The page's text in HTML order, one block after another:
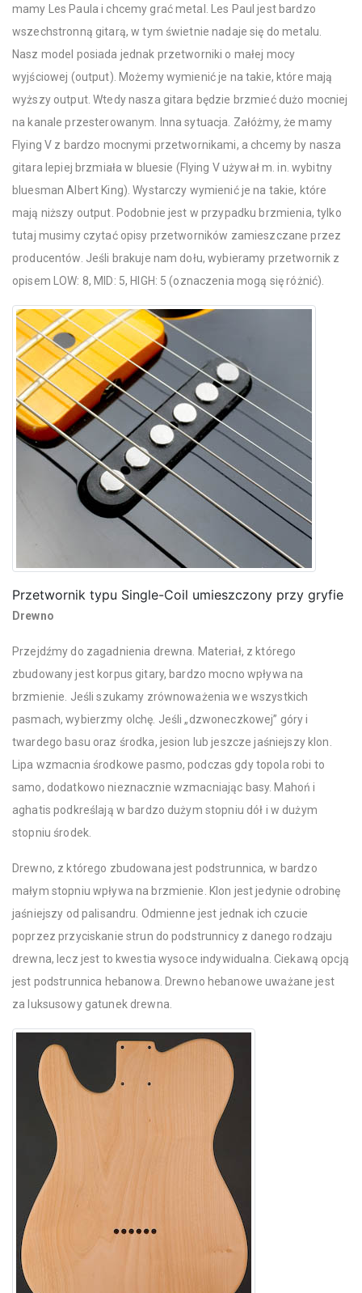
mamy Les Paula i chcemy grać metal. Les Paul jest bardzo
wszechstronną gitarą, w tym świetnie nadaje się do metalu.
Nasz model posiada jednak przetworniki o małej mocy
wyjściowej (output). Możemy wymienić je na takie, które mają
wyższy output. Wtedy nasza gitara będzie brzmieć dużo mocniej
na kanale przesterowanym. Inna sytuacja. Załóżmy, że mamy
Flying V z bardzo mocnymi przetwornikami, a chcemy by nasza
gitara lepiej brzmiała w bluesie (Flying V używał m. in. wybitny
bluesman Albert King). Wystarczy wymienić je na takie, które
mają niższy output. Podobnie jest w przypadku brzmienia, tylko
tutaj musimy czytać opisy przetworników zamieszczane przez
producentów. Jeśli brakuje nam dołu, wybieramy przetwornik z
opisem LOW: 8, MID: 5, HIGH: 5 (oznaczenia mogą się różnić).
Przetwornik typu Single-Coil umieszczony przy gryfie
Drewno
Przejdźmy do zagadnienia drewna. Materiał, z którego
zbudowany jest korpus gitary, bardzo mocno wpływa na
brzmienie. Jeśli szukamy zrównoważenia we wszystkich
pasmach, wybierzmy olchę. Jeśli „dzwoneczkowej” góry i
twardego basu oraz środka, jesion lub jeszcze jaśniejszy klon.
Lipa wzmacnia środkowe pasmo, podczas gdy topola robi to
samo, dodatkowo nieznacznie wzmacniając basy. Mahoń i
aghatis podkreślają w bardzo dużym stopniu dół i w dużym
stopniu środek.
Drewno, z którego zbudowana jest podstrunnica, w bardzo
małym stopniu wpływa na brzmienie. Klon jest jedynie odrobinę
jaśniejszy od palisandru. Odmienne jest jednak ich czucie
poprzez przyciskanie strun do podstrunnicy z danego rodzaju
drewna, lecz jest to kwestia wysoce indywidualna. Ciekawą opcją
jest podstrunnica hebanowa. Drewno hebanowe uważane jest
za luksusowy gatunek drewna.